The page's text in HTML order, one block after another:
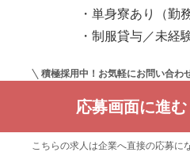
・単身寮あり（勤
・制服貸与／未経
積極採用中！お気軽にお問い合わ
応募画面に進む
こちらの求人は企業へ直接の応募に